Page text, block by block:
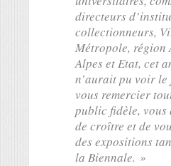
directeurs
collectionneurs,
Métropole, région
Alpes et Etat, cet
n’aurait pu voir le
vous remercier
public fidèle, vous
de croître et de
des expositions
la Biennale. »